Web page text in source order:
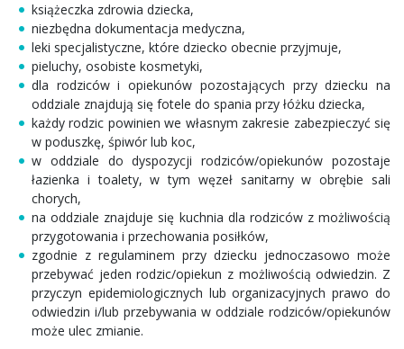
książeczka zdrowia dziecka,
niezbędna dokumentacja medyczna,
leki specjalistyczne, które dziecko obecnie przyjmuje,
pieluchy, osobiste kosmetyki,
dla rodziców i opiekunów pozostających przy dziecku na
oddziale znajdują się fotele do spania przy łóżku dziecka,
każdy rodzic powinien we własnym zakresie zabezpieczyć się
w poduszkę, śpiwór lub koc,
w oddziale do dyspozycji rodziców/opiekunów pozostaje
łazienka i toalety, w tym węzeł sanitarny w obrębie sali
chorych,
na oddziale znajduje się kuchnia dla rodziców z możliwością
przygotowania i przechowania posiłków,
zgodnie z regulaminem przy dziecku jednoczasowo może
przebywać jeden rodzic/opiekun z możliwością odwiedzin. Z
przyczyn epidemiologicznych lub organizacyjnych prawo do
odwiedzin i/lub przebywania w oddziale rodziców/opiekunów
może ulec zmianie.